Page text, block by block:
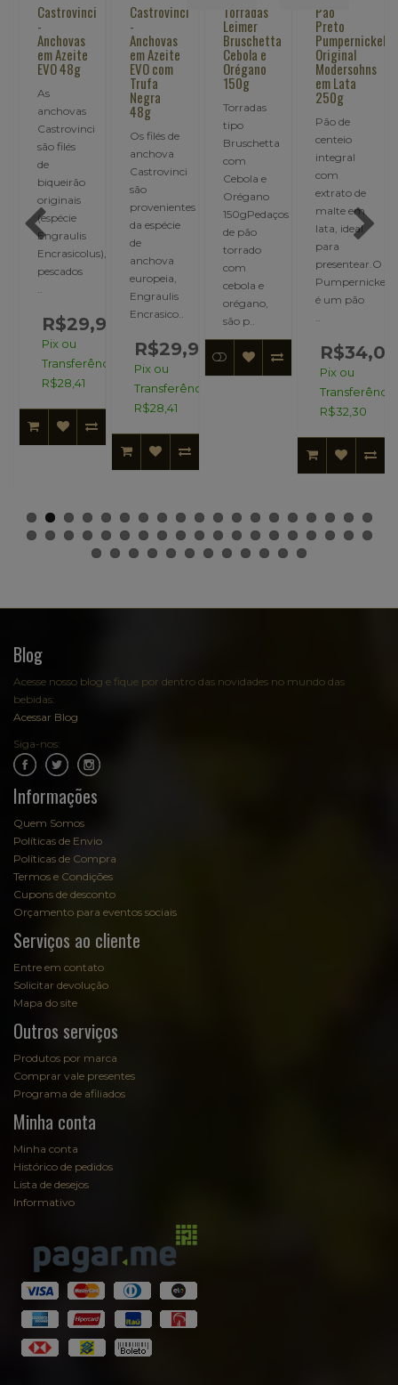
Castrovinci
-
Anchovas
em Azeite
EVO 48g
As
anchovas
Castrovinci
são filés
de
biqueirão
originais
(espécie
Engraulis
Encrasicolus),
pescados
R$29,90
Pix ou
Transferência:
R$28,41
Castrovinci
-
Anchovas
em Azeite
EVO com
Trufa
Negra
48g
Os filés de
anchova
Castrovinci
são
provenientes
da espécie
de
anchova
europeia,
Engraulis
Encrasico..
R$29,90
Pix ou
Transferência:
R$28,41
Torradas
Leimer
Bruschetta
Cebola e
Orégano
150g
Torradas
tipo
Bruschetta
com
Cebola e
Orégano
150gPedaços
de pão
torrado
com
cebola e
orégano,
são p..
Pão
Preto
Pumpernickel
Original
Modersohns
em Lata
250g
Pão de
centeio
integral
com
extrato de
malte em
lata, ideal
para
presentear.O
Pumpernickel
é um pão
R$34,00
Pix ou
R$32,30
Blog
Acesse nosso blog e fique por dentro das novidades no mundo das
bebidas:
Acessar Blog
Siga-nos:
Informações
Quem Somos
Políticas de Envio
Políticas de Compra
Termos e Condições
Cupons de desconto
Orçamento para eventos sociais
Serviços ao cliente
Entre em contato
Solicitar devolução
Mapa do site
Outros serviços
Produtos por marca
Comprar vale presentes
Programa de afiliados
Minha conta
Minha conta
Histórico de pedidos
Lista de desejos
Informativo